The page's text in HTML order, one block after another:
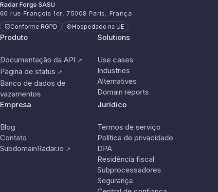
Radar Forge SASU
60 rue François 1er, 75008 Paris, França
Conforme RGPD Hospedado na UE
Produto
Documentação da API ↗
Página de status ↗
Banco de dados de
vazamentos
Solutions
Use cases
Industries
Alternatives
Domain reports
Empresa
Blog
Contato
SubdomainRadar.io ↗
Jurídico
Termos de serviço
Política de privacidade
DPA
Residência fiscal
Subprocessadores
Segurança